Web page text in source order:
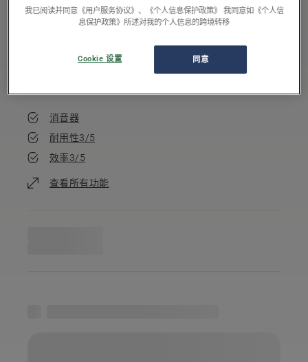
适用型号
3.3mm 长75m 环形 绿色
货号： 578 43 57‑01
消音器
耐用性3/5
效率3/5
查看所有功能
我已阅读并同意《用户服务协议》、《个人信息保护政策》 我同意如《个人信
息保护政策》所述对我的个人信息的跨境转移
同意
Cookie 设置